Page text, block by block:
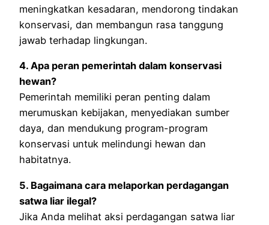
meningkatkan kesadaran, mendorong tindakan
konservasi, dan membangun rasa tanggung
jawab terhadap lingkungan.
4. Apa peran pemerintah dalam konservasi
hewan?
Pemerintah memiliki peran penting dalam
merumuskan kebijakan, menyediakan sumber
daya, dan mendukung program-program
konservasi untuk melindungi hewan dan
habitatnya.
5. Bagaimana cara melaporkan perdagangan
satwa liar ilegal?
Jika Anda melihat aksi perdagangan satwa liar